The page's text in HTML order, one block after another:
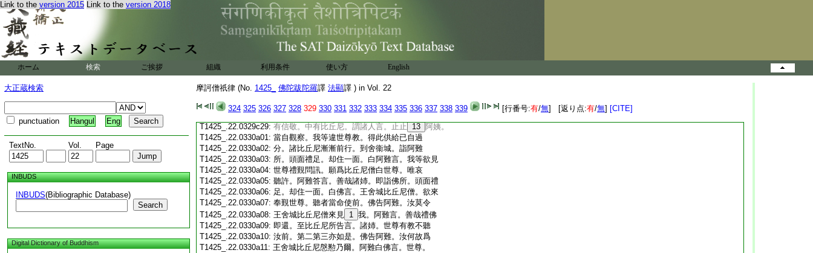
Link to the version 2015 Link to the version 2018
ホーム 検索 ご挨拶 組織 利用条件 使い方 English
大正蔵検索
punctuation Hangul Eng
TextNo. Vol. Page
INBUDS
INBUDS(Bibliographic Database)
Search
Digital Dictionary of Buddhism
摩訶僧祇律 (No. 1425_ 佛陀跋陀羅譯 法顯譯 ) in Vol. 22
324 325 326 327 328 329 330 331 332 333 334 335 336 337 338 339 [行番号:有/無] [返り点:有/無] [CITE]
T1425_.22.0329c18:時五通居士聞此諸比丘尼來。即入正受觀
T1425_.22.0329c19: 之。諸比丘尼爲何因縁故來。觀已見彼諸比
T1425_.22.0329c20:丘尼一切有過。皆被驅罰。未得解過。非是淨
T1425_.22.0329c21:
器。無聖法分。作是觀已。都不往迎設諸供養。
諸比丘尼展轉借問。來至其門。語言。王舍城
諸比丘尼。今在門外。令居士知。居士即勅使
T1425_.22.0329c24:人與破屋弊床褥。不供給煖水洗足及塗足
T1425_.22.0329c25:
油。亦不與非時漿。亦不問訊安慰。夜不然燈。
T1425_.22.0329c26:明旦復不供給齒木淨水。與麁飮食食已。遣
T1425_.22.0329c27: 令速去。諸比丘尼出外已。自相謂言。我聞此
T1425_.22.0329c28: 居士常有信心。恭敬供養衆僧。如今觀之。無
T1425_.22.0329c29: 有信敬。中有比丘尼。謂諸人言。止止 13 阿姨。
T1425_.22.0330a01: 當自觀察。我等違世尊教。得此供給已自過
T1425_.22.0330a02: 分。諸比丘尼漸漸前行。到舍衞城。詣阿難
T1425_.22.0330a03: 所。頭面禮足。却住一面。白阿難言。我等欲見
T1425_.22.0330a04: 世尊禮覲問訊。願爲比丘尼僧白世尊。唯哀
T1425_.22.0330a05: 聽許。阿難答言。善哉諸姉。即詣佛所。頭面禮
T1425_.22.0330a06: 足。却住一面。白佛言。王舍城比丘尼僧。欲來
T1425_.22.0330a07: 奉覲世尊。聽者當命使前。佛告阿難。汝莫令
T1425_.22.0330a08: 王舍城比丘尼僧來見 1 我。阿難言。善哉禮佛
T1425_.22.0330a09: 即還。至比丘尼所告言。諸姉。世尊有教不聽
T1425_.22.0330a10: 汝前。第二第三亦如是。佛告阿難。汝何故爲
T1425_.22.0330a11: 王舍城比丘尼慇懃乃爾。阿難白佛言。世尊。